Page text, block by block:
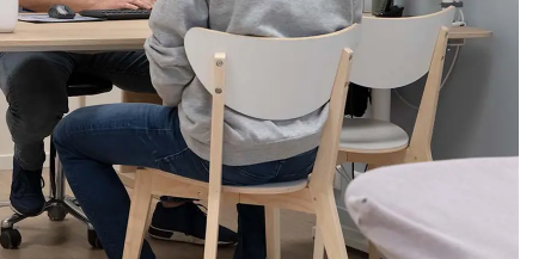
Pullpy, Curabrand, Werkende, Thunderbuns